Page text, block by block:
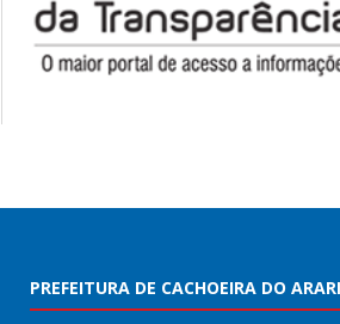
PREFEITURA DE CACHOEIRA DO ARARI